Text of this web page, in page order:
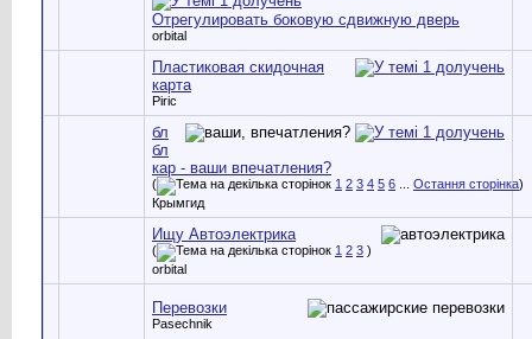
Отрегулировать боковую сдвижную дверь
orbital
Пластиковая скидочная
карта
Piric
бл
бл
кар - ваши впечатления?
( 1 2 3 4 5 6 Остання сторінка)
Крымгид
Ищу Автоэлектрика
( 1 2 3 )
orbital
Перевозки
Pasechnik